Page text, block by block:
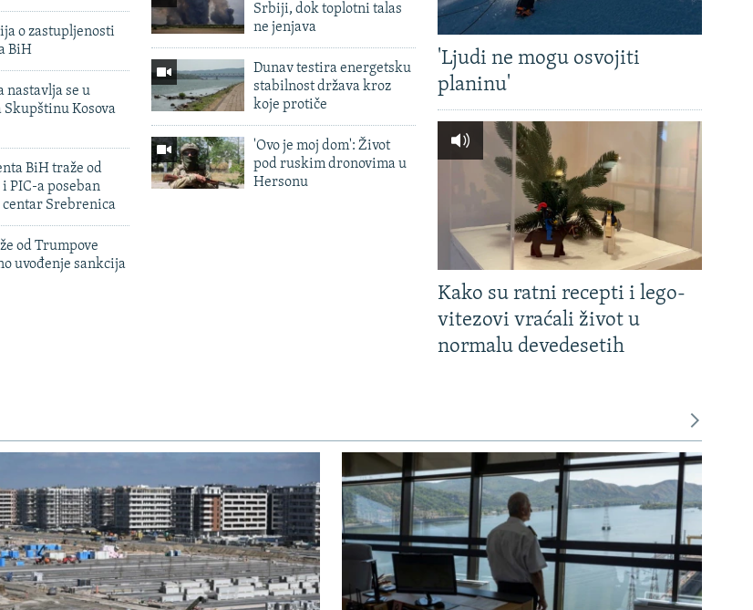
o zastupljenosti
BiH
nastavlja se u
Kosova
BiH traže od
PIC-a poseban
Srebrenica
od Trumpove
uvođenje sankcija
Srbiji, dok toplotni talas
ne jenjava
Dunav testira energetsku
stabilnost država kroz
koje protiče
'Ovo je moj dom': Život
pod ruskim dronovima u
Hersonu
'Ljudi ne mogu osvojiti
planinu'
Kako su ratni recepti i lego-
vitezovi vraćali život u
normalu devedesetih